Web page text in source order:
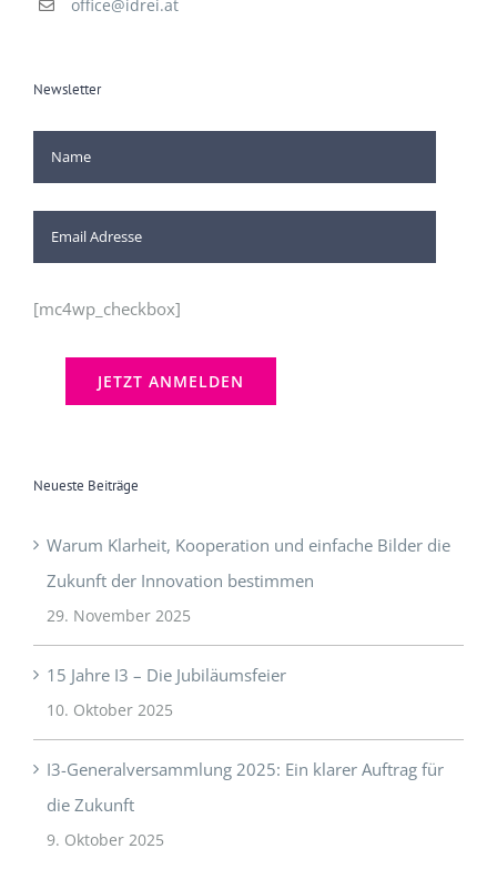
office@idrei.at
Newsletter
[mc4wp_checkbox]
Neueste Beiträge
Warum Klarheit, Kooperation und einfache Bilder die
Zukunft der Innovation bestimmen
29. November 2025
15 Jahre I3 – Die Jubiläumsfeier
10. Oktober 2025
I3-Generalversammlung 2025: Ein klarer Auftrag für
die Zukunft
9. Oktober 2025